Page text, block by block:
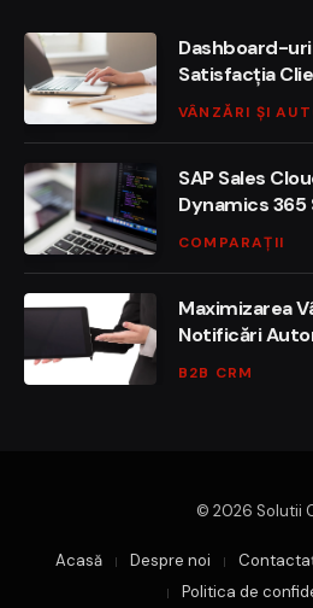
Dashboard-
Satisfacția
VÂNZĂRI ȘI
SAP Sales
Dynamics
funcțională și
COMPARAȚII
Maximizarea
Notificări
B2B CRM
© 2026 Solutii
Acasă Despre noi
Politica de